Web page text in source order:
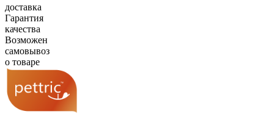
доставка
Гарантия
качества
Возможен
самовывоз
о товаре